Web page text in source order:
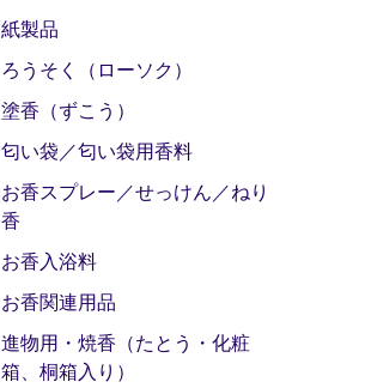
紙製品
ろうそく（ローソク）
塗香（ずこう）
匂い袋／匂い袋用香料
お香スプレー／せっけん／ねり
香
お香入浴料
お香関連用品
進物用・焼香（たとう・化粧
箱、桐箱入り）